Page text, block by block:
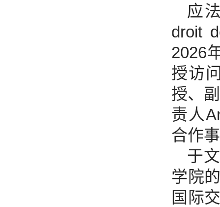
应
droit
2026
授访
授、
责人
合作
于
学院
国际